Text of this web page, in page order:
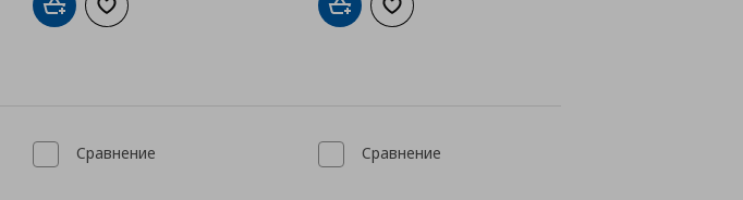
Добави в кошницата
Добави към списъка с любими Добави в кошницата
Добави към списъка с любими
Сравнение Сравнение